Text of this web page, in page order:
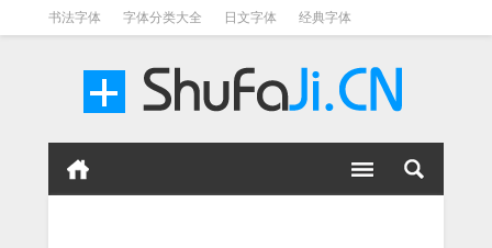
书法字体 字体分类大全 日文字体 经典字体